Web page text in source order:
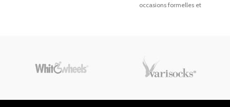
performance optimale au
quotidien.
occasions formelles et
d'originalité à n'importe quelle
tenue.
et consultez le